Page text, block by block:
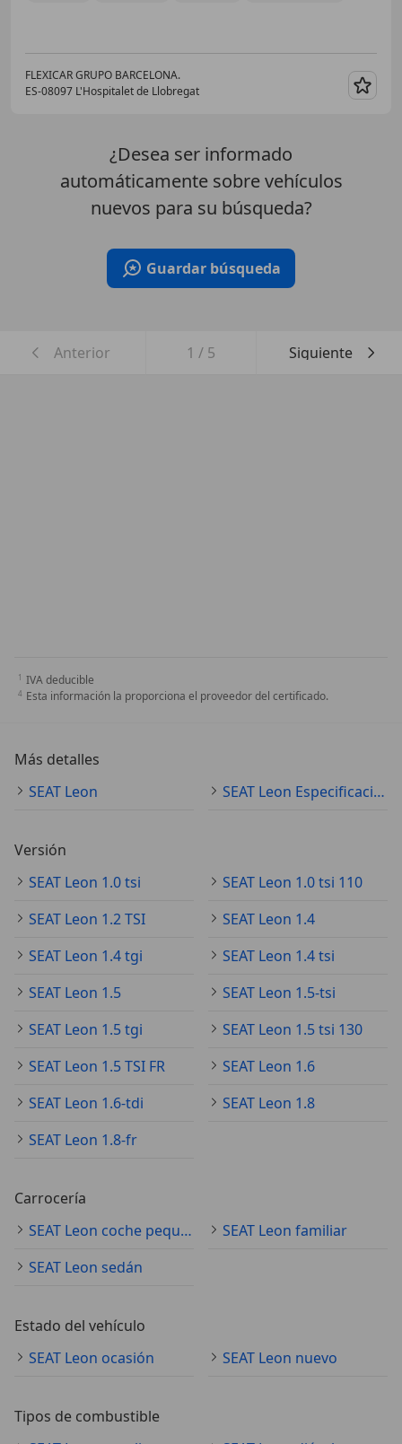
FLEXICAR GRUPO BARCELONA.
ES-08097 L'Hospitalet de Llobregat
¿Desea ser informado
automáticamente sobre vehículos
nuevos para su búsqueda?
Guardar búsqueda
Anterior 1 / 5 Siguiente
IVA deducible
Esta información la proporciona el proveedor del certificado.
Más detalles
SEAT Leon
SEAT Leon Especificaciones técnicas
Versión
SEAT Leon 1.0 tsi
SEAT Leon 1.0 tsi 110
SEAT Leon 1.2 TSI
SEAT Leon 1.4
SEAT Leon 1.4 tgi
SEAT Leon 1.4 tsi
SEAT Leon 1.5
SEAT Leon 1.5-tsi
SEAT Leon 1.5 tgi
SEAT Leon 1.5 tsi 130
SEAT Leon 1.5 TSI FR
SEAT Leon 1.6
SEAT Leon 1.6-tdi
SEAT Leon 1.8
SEAT Leon 1.8-fr
Carrocería
SEAT Leon coche pequeño
SEAT Leon familiar
SEAT Leon sedán
Estado del vehículo
SEAT Leon ocasión
SEAT Leon nuevo
Tipos de combustible